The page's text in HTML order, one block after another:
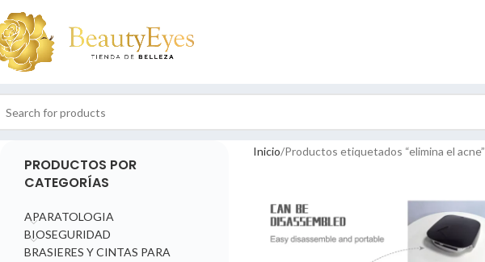
PRODUCTOS POR
CATEGORÍAS
APARATOLOGIA
BIOSEGURIDAD
BRASIERES Y CINTAS PARA
Inicio Productos etiquetados “elimina el acne”